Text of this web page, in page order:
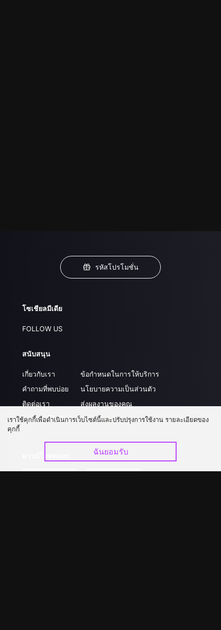
รหัสโปรโมชั่น
โซเชียลมีเดีย
FOLLOW US
สนับสนุน
เกี่ยวกับเรา
คำถามที่พบบ่อย
ติดต่อเรา
อัปเกรด วีไอพี
ข้อกำหนดในการให้บริการ
นโยบายความเป็นส่วนตัว
ส่งผลงานของคุณ
ร่วมงานกับเรา
เราใช้คุกกี้เพื่อดำเนินการเว็บไซต์นี้และปรับปรุงการใช้งาน รายละเอียดของ
คุกกี้
ฉันยอมรับ